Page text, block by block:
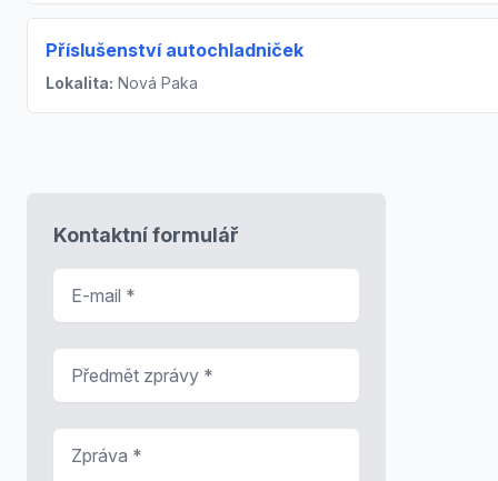
Příslušenství autochladniček
Lokalita: Nová Paka
Kontaktní formulář